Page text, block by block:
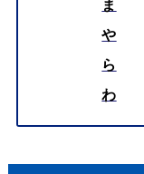
ま
や
ら
わ